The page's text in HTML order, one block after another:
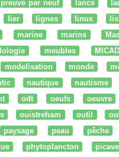
preuve par neuf lancé
lier lignes linux
marine marins
meubles
modelisation monde
nautique nautisme
odt oeufs oeuvre
ouistreham outil
paysage peau pêche
phytoplancton